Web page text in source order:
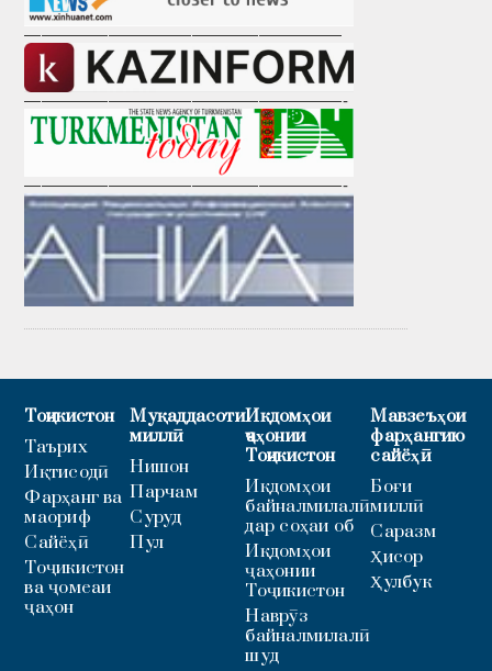
———————————————————
———————————————————-
———————————————————-
Тоҷикистон
Таърих
Иқтисодӣ
Фарҳанг ва
маориф
Сайёҳӣ
Тоҷикистон
ва ҷомеаи
ҷаҳон
Муқаддасоти
миллӣ
Нишон
Парчам
Суруд
Пул
Иқдомҳои
ҷаҳонии
Тоҷикистон
Иқдомҳои
байналмилалӣ
дар соҳаи об
Иқдомҳои
ҷаҳонии
Тоҷикистон
Наврӯз
байналмилалӣ
шуд
Мавзеъҳои
фарҳангию
сайёҳӣ
Боғи
миллӣ
Саразм
Ҳисор
Ҳулбук